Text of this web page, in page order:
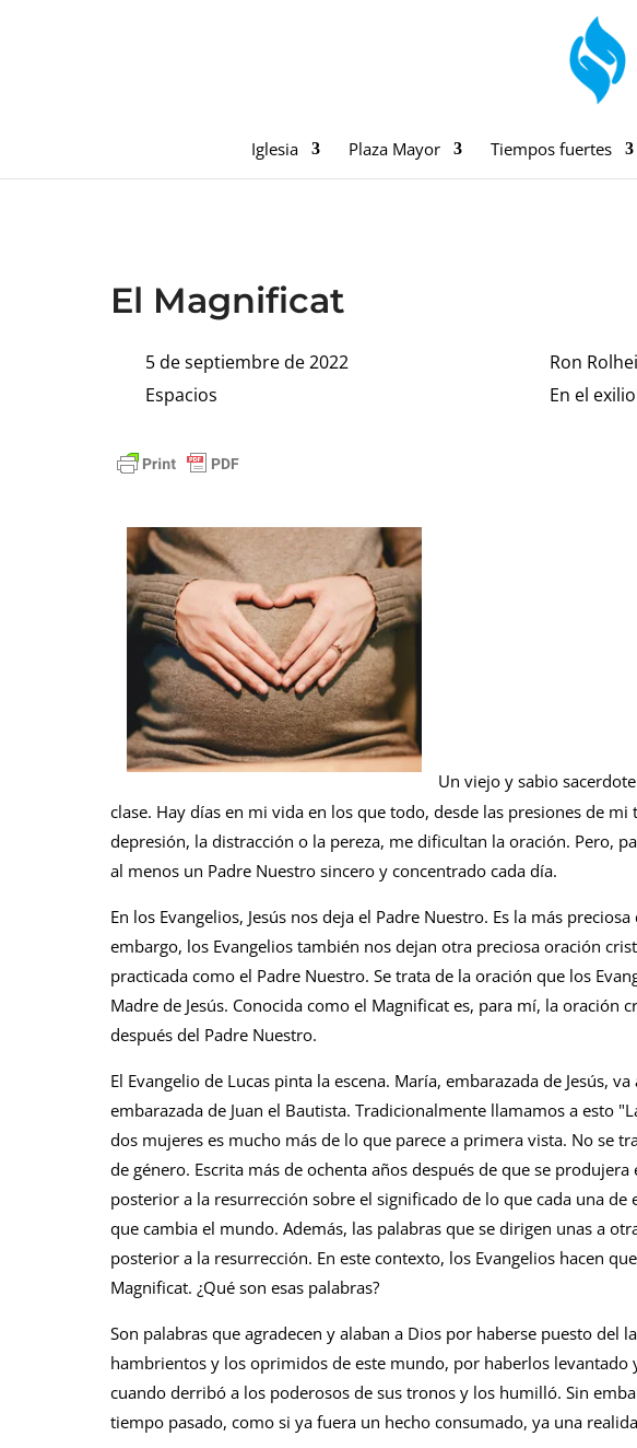
Iglesia Plaza Mayor Tiempos fuertes
El Magnificat
5 de septiembre de 2022
Espacios
Ron
En el exilio
Un viejo y sabio
clase. Hay días en mi vida en los que todo, desde las presiones de mi
depresión, la distracción o la pereza, me dificultan la oración. Pero,
al menos un Padre Nuestro sincero y concentrado cada día.
En los Evangelios, Jesús nos deja el Padre Nuestro. Es la más
embargo, los Evangelios también nos dejan otra preciosa oración
practicada como el Padre Nuestro. Se trata de la oración que los
Madre de Jesús. Conocida como el Magnificat es, para mí, la oración
después del Padre Nuestro.
El Evangelio de Lucas pinta la escena. María, embarazada de Jesús,
embarazada de Juan el Bautista. Tradicionalmente llamamos a esto
dos mujeres es mucho más de lo que parece a primera vista. No se
de género. Escrita más de ochenta años después de que se
posterior a la resurrección sobre el significado de lo que cada una de
que cambia el mundo. Además, las palabras que se dirigen unas a
posterior a la resurrección. En este contexto, los Evangelios hacen
Magnificat. ¿Qué son esas palabras?
Son palabras que agradecen y alaban a Dios por haberse puesto del
hambrientos y los oprimidos de este mundo, por haberlos levantado
cuando derribó a los poderosos de sus tronos y los humilló. Sin
tiempo pasado, como si ya fuera un hecho consumado, ya una